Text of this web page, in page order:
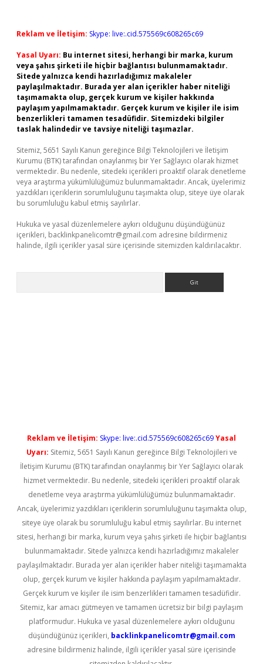
Reklam ve İletişim: Skype: live:.cid.575569c608265c69
Yasal Uyarı: Bu internet sitesi, herhangi bir marka, kurum
veya şahıs şirketi ile hiçbir bağlantısı bulunmamaktadır.
Sitede yalnızca kendi hazırladığımız makaleler
paylaşılmaktadır. Burada yer alan içerikler haber niteliği
taşımamakta olup, gerçek kurum ve kişiler hakkında
paylaşım yapılmamaktadır. Gerçek kurum ve kişiler ile isim
benzerlikleri tamamen tesadüfidir. Sitemizdeki bilgiler
taslak halindedir ve tavsiye niteliği taşımazlar.
Sitemiz, 5651 Sayılı Kanun gereğince Bilgi Teknolojileri ve İletişim
Kurumu (BTK) tarafından onaylanmış bir Yer Sağlayıcı olarak hizmet
vermektedir. Bu nedenle, sitedeki içerikleri proaktif olarak denetleme
veya araştırma yükümlülüğümüz bulunmamaktadır. Ancak, üyelerimiz
yazdıkları içeriklerin sorumluluğunu taşımakta olup, siteye üye olarak
bu sorumluluğu kabul etmiş sayılırlar.
Hukuka ve yasal düzenlemelere aykırı olduğunu düşündüğünüz
içerikleri, backlinkpanelicomtr@gmail.com adresine bildirmeniz
halinde, ilgili içerikler yasal süre içerisinde sitemizden kaldırılacaktır.
Reklam ve İletişim: Skype: live:.cid.575569c608265c69Yasal
Uyarı: Sitemiz, 5651 Sayılı Kanun gereğince Bilgi Teknolojileri ve
İletişim Kurumu (BTK) tarafından onaylanmış bir Yer Sağlayıcı olarak
hizmet vermektedir. Bu nedenle, sitedeki içerikleri proaktif olarak
denetleme veya araştırma yükümlülüğümüz bulunmamaktadır.
Ancak, üyelerimiz yazdıkları içeriklerin sorumluluğunu taşımakta olup,
siteye üye olarak bu sorumluluğu kabul etmiş sayılırlar. Bu internet
sitesi, herhangi bir marka, kurum veya şahıs şirketi ile hiçbir bağlantısı
bulunmamaktadır. Sitede yalnızca kendi hazırladığımız makaleler
paylaşılmaktadır. Burada yer alan içerikler haber niteliği taşımamakta
olup, gerçek kurum ve kişiler hakkında paylaşım yapılmamaktadır.
Gerçek kurum ve kişiler ile isim benzerlikleri tamamen tesadüfidir.
Sitemiz, kar amacı gütmeyen ve tamamen ücretsiz bir bilgi paylaşım
platformudur. Hukuka ve yasal düzenlemelere aykırı olduğunu
düşündüğünüz içerikleri, backlinkpanelicomtr@gmail.com
adresine bildirmeniz halinde, ilgili içerikler yasal süre içerisinde